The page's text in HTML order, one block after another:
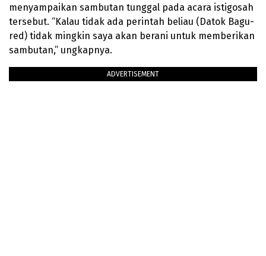
menyampaikan sambutan tunggal pada acara istigosah
tersebut. “Kalau tidak ada perintah beliau (Datok Bagu-
red) tidak mingkin saya akan berani untuk memberikan
sambutan,” ungkapnya.
ADVERTISEMENT